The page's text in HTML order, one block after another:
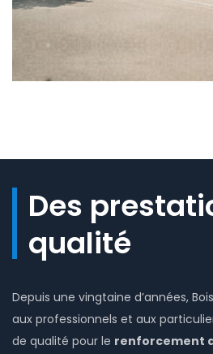
Des
qualité
Depuis une vingtaine d’années,
aux professionnels et aux
de qualité pour le renforcement